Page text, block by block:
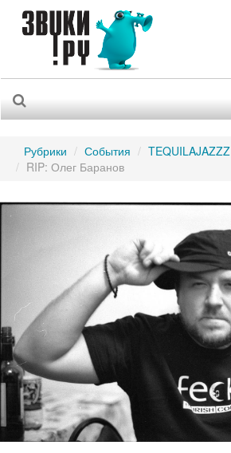
Рубрики События
TEQUILAJAZZZ
RIP: Олег Баранов